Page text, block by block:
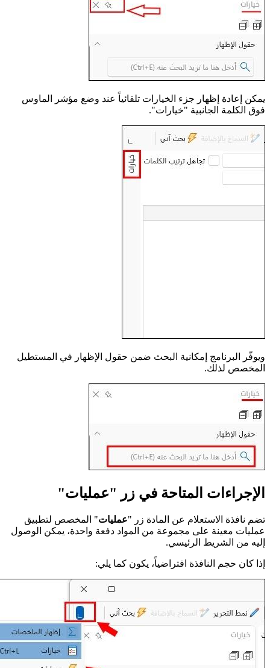
يمكن إعادة إظهار جزء الخيارات تلقائياً عند وضع مؤشر الماوس
فوق الكلمة الجانبية "خيارات".
ويوفّر البرنامج إمكانية البحث ضمن حقول الإظهار في المستطيل
المخصص لذلك.
الإجراءات المتاحة في زر "عمليات"
تضم نافذة الاستعلام عن المادة زر "عمليات" المخصص لتطبيق
عمليات معينة على مجموعة من المواد دفعة واحدة، يمكن الوصول
إليه من الشريط الرئيسي.
إذا كان حجم النافذة افتراضياً، يكون كما يلي: